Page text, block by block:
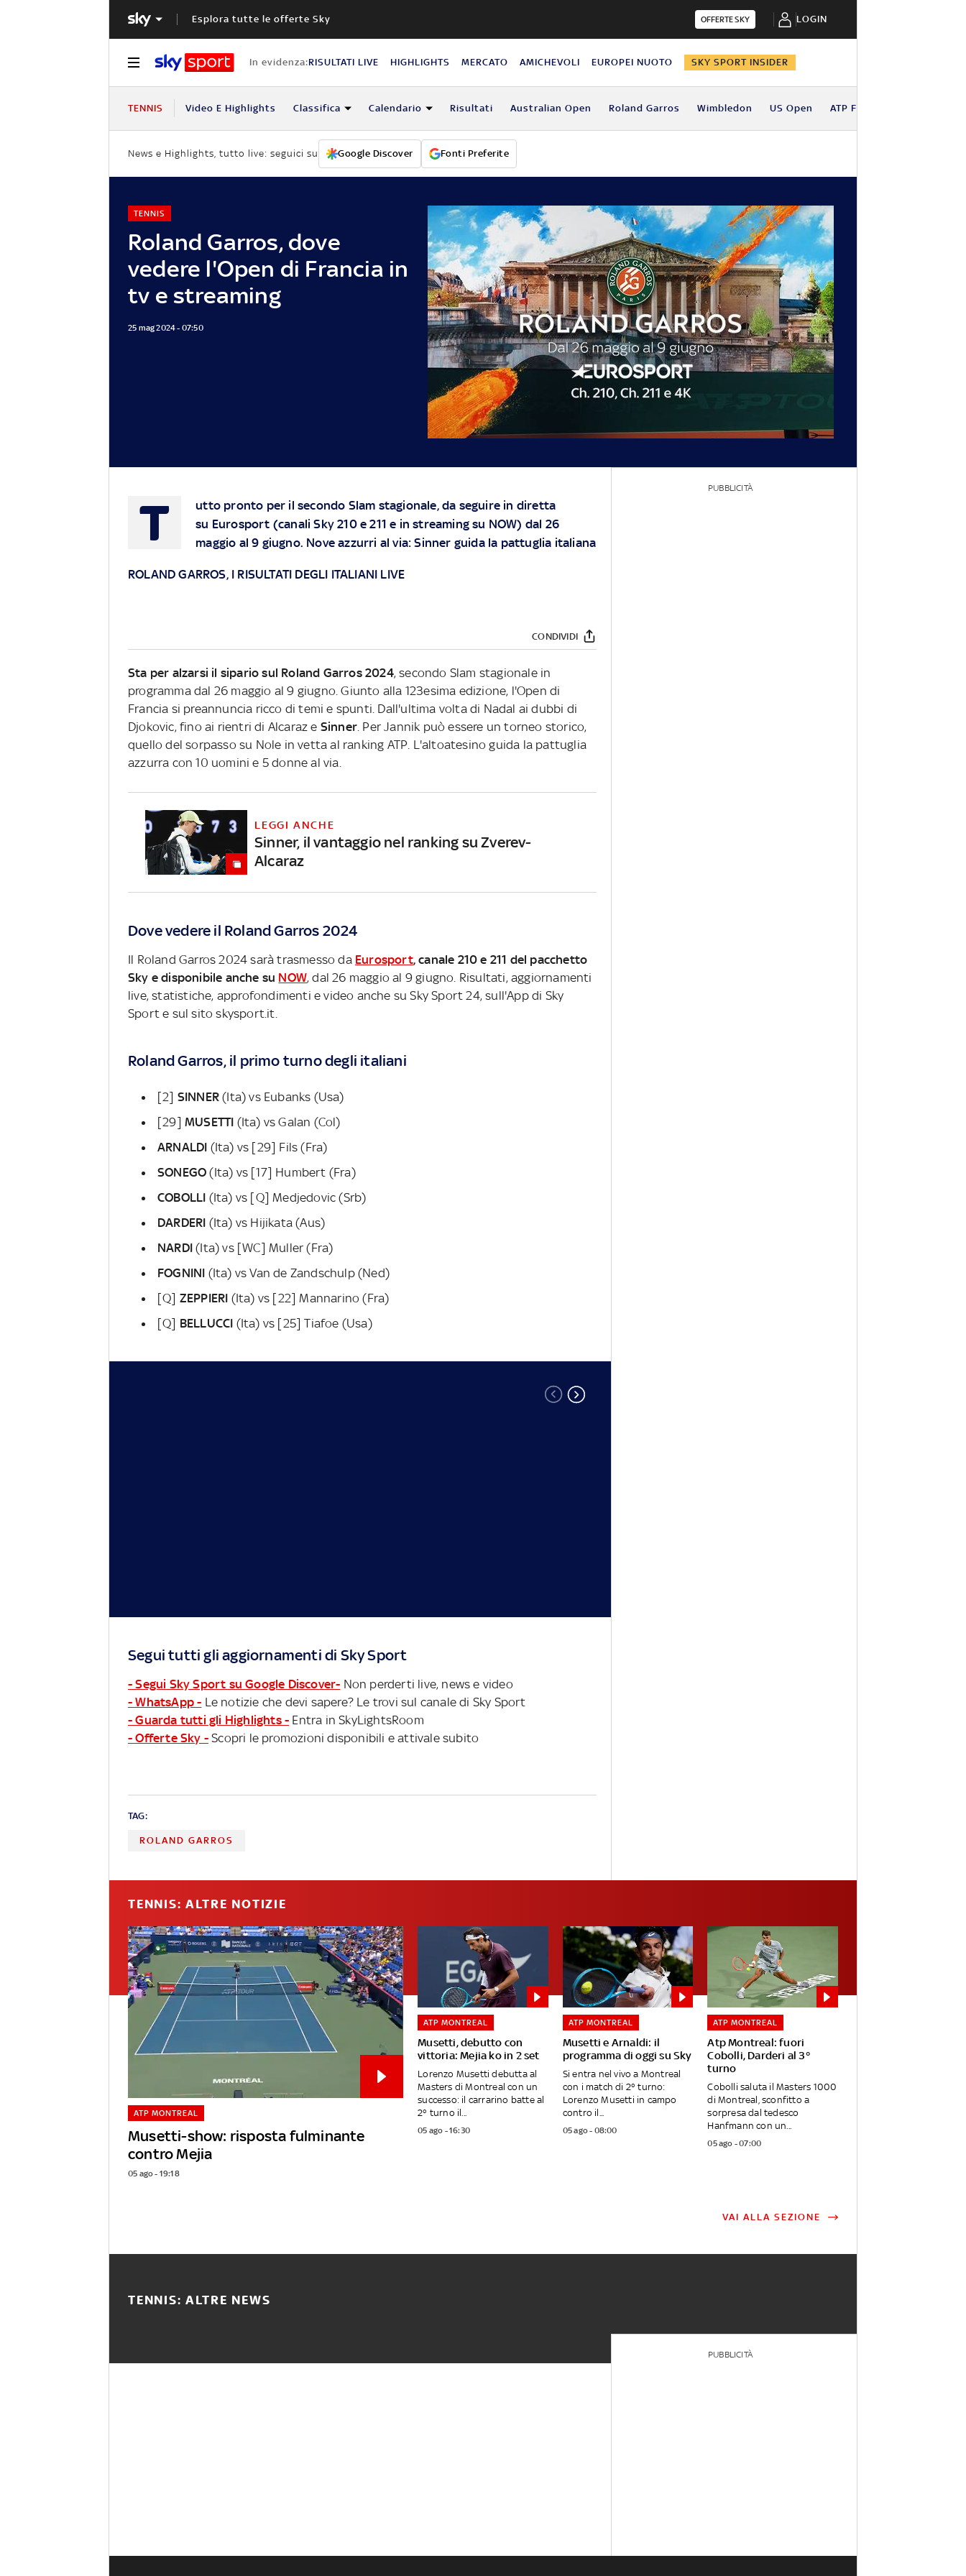
Esplora tutte le offerte Sky OFFERTE SKY LOGIN
In evidenza:RISULTATI LIVE HIGHLIGHTS MERCATO AMICHEVOLI EUROPEI NUOTO SKY SPORT INSIDER
TENNIS Video E Highlights Classifica Calendario Risultati Australian Open Roland Garros Wimbledon US Open ATP Finals
News e Highlights, tutto live: seguici su Google Discover Fonti Preferite
Roland Garros, dove
vedere l'Open di Francia in
tv e streaming
TENNIS
25 mag 2024 - 07:50
T
utto pronto per il secondo Slam stagionale, da seguire in diretta
su Eurosport (canali Sky 210 e 211 e in streaming su NOW) dal 26
maggio al 9 giugno. Nove azzurri al via: Sinner guida la pattuglia italiana
ROLAND GARROS, I RISULTATI DEGLI ITALIANI LIVE
CONDIVIDI
Sta per alzarsi il sipario sul Roland Garros 2024, secondo Slam stagionale in
programma dal 26 maggio al 9 giugno. Giunto alla 123esima edizione, l'Open di
Francia si preannuncia ricco di temi e spunti. Dall'ultima volta di Nadal ai dubbi di
Djokovic, fino ai rientri di Alcaraz e Sinner. Per Jannik può essere un torneo storico,
quello del sorpasso su Nole in vetta al ranking ATP. L'altoatesino guida la pattuglia
azzurra con 10 uomini e 5 donne al via.
LEGGI ANCHE
Sinner, il vantaggio nel ranking su Zverev-
Alcaraz
Dove vedere il Roland Garros 2024
Il Roland Garros 2024 sarà trasmesso da Eurosport, canale 210 e 211 del pacchetto
Sky e disponibile anche su NOW, dal 26 maggio al 9 giugno. Risultati, aggiornamenti
live, statistiche, approfondimenti e video anche su Sky Sport 24, sull'App di Sky
Sport e sul sito skysport.it.
Roland Garros, il primo turno degli italiani
[2] SINNER (Ita) vs Eubanks (Usa)
[29] MUSETTI (Ita) vs Galan (Col)
ARNALDI (Ita) vs [29] Fils (Fra)
SONEGO(Ita) vs [17] Humbert (Fra)
COBOLLI (Ita) vs [Q] Medjedovic (Srb)
DARDERI (Ita) vs Hijikata (Aus)
NARDI(Ita) vs [WC] Muller (Fra)
FOGNINI (Ita) vs Van de Zandschulp (Ned)
[Q] ZEPPIERI (Ita) vs [22] Mannarino (Fra)
[Q] BELLUCCI (Ita) vs [25] Tiafoe (Usa)
Segui tutti gli aggiornamenti di Sky Sport
- Segui Sky Sport su Google Discover- Non perderti live, news e video
- WhatsApp - Le notizie che devi sapere? Le trovi sul canale di Sky Sport
- Guarda tutti gli Highlights - Entra in SkyLightsRoom
- Offerte Sky - Scopri le promozioni disponibili e attivale subito
TAG:
ROLAND GARROS
PUBBLICITÀ
TENNIS: ALTRE NOTIZIE
Musetti-show: risposta fulminante
contro Mejia
ATP MONTREAL
05 ago - 19:18
Musetti, debutto con
vittoria: Mejia ko in 2 set
ATP MONTREAL
Lorenzo Musetti debutta al
Masters di Montreal con un
successo: il carrarino batte al
2° turno il...
05 ago - 16:30
Musetti e Arnaldi: il
programma di oggi su Sky
ATP MONTREAL
Si entra nel vivo a Montreal
con i match di 2° turno:
Lorenzo Musetti in campo
contro il...
05 ago - 08:00
Atp Montreal: fuori
Cobolli, Darderi al 3°
turno
ATP MONTREAL
Cobolli saluta il Masters 1000
di Montreal, sconfitto a
sorpresa dal tedesco
Hanfmann con un...
05 ago - 07:00
VAI ALLA SEZIONE
TENNIS: ALTRE NEWS
PUBBLICITÀ